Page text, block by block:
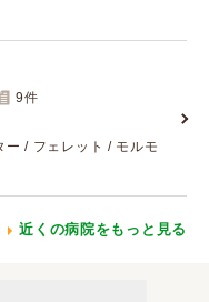
9件
ー / フェレット / モルモ
近くの病院をもっと見る